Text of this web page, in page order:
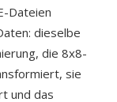
Dateien
dieselbe
die 8x8-
sie
und das